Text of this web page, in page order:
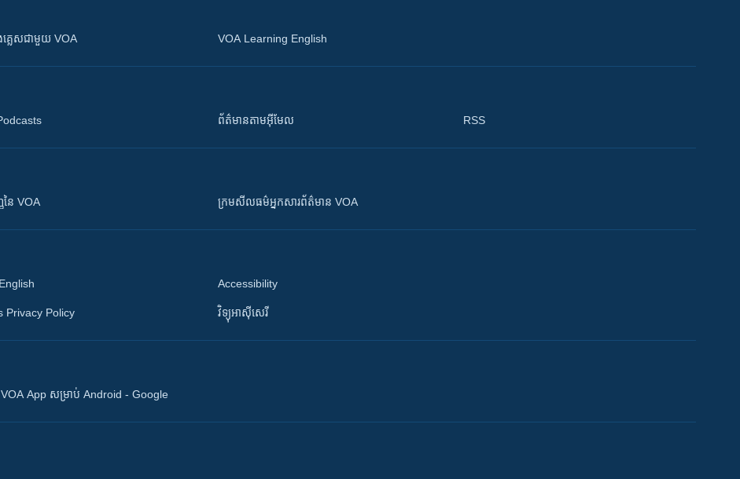
គ្លេស​​ជាមួយ VOA VOA Learning English
ព័ត៌មាន​តាម​អ៊ីមែល RSS
នៃ VOA ក្រម​​​សីលធម៌​​​អ្នក​​​សារព័ត៌មាន VOA
Privacy Policy
Accessibility
វិទ្យុ​អាស៊ី​សេរី
VOA App សម្រាប់ Android - Google